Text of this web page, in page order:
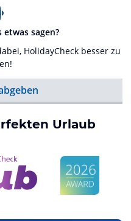
sagen?
HolidayCheck besser zu
Urlaub